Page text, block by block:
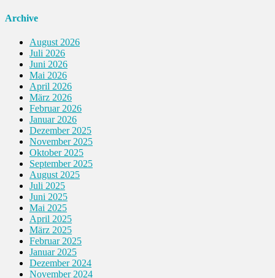
Archive
August 2026
Juli 2026
Juni 2026
Mai 2026
April 2026
März 2026
Februar 2026
Januar 2026
Dezember 2025
November 2025
Oktober 2025
September 2025
August 2025
Juli 2025
Juni 2025
Mai 2025
April 2025
März 2025
Februar 2025
Januar 2025
Dezember 2024
November 2024